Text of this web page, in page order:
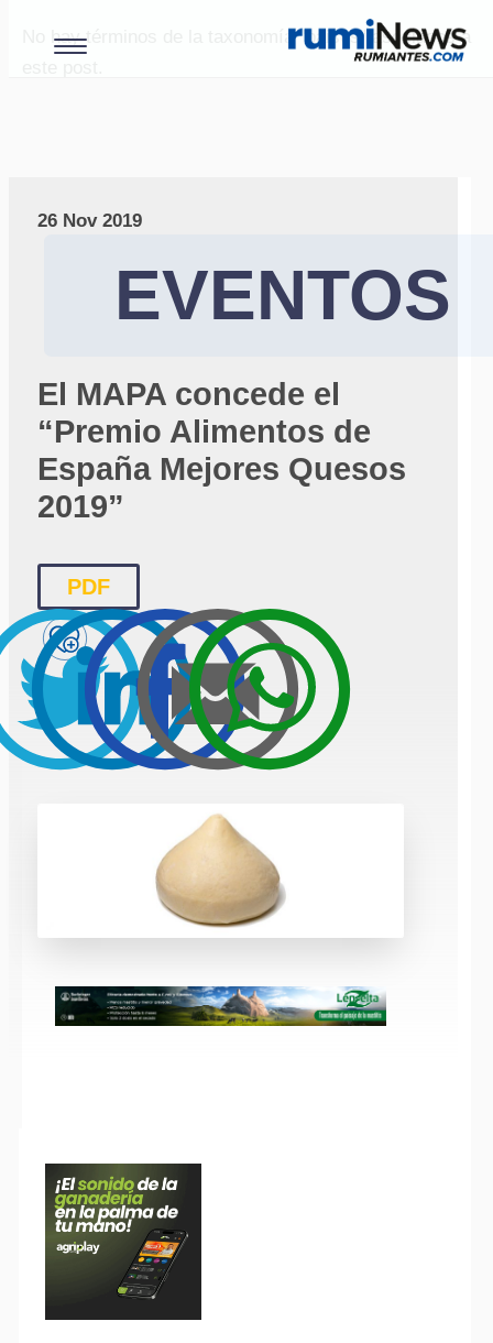
No hay términos de la taxonomía "paises" asociados a
26 Nov 2019
EVENTOS
El MAPA concede el
“Premio Alimentos de
España Mejores Quesos
2019”
PDF